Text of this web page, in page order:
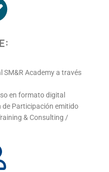
Academy a través
en formato digital
de Participación emitido
& Consulting /